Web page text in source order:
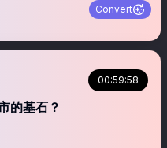
Convert
00:59:58
的基石？